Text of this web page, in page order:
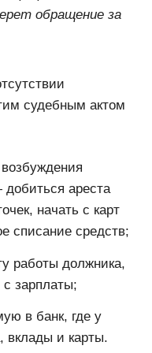
обращение за
судебным актом
ареста
начать с карт
списание средств;
работы должника,
зарплаты;
в банк, где у
вклады и карты.